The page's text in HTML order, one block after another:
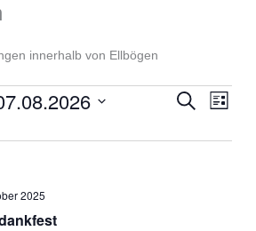
innerhalb von Ellbögen
und
Suche
Liste
2025